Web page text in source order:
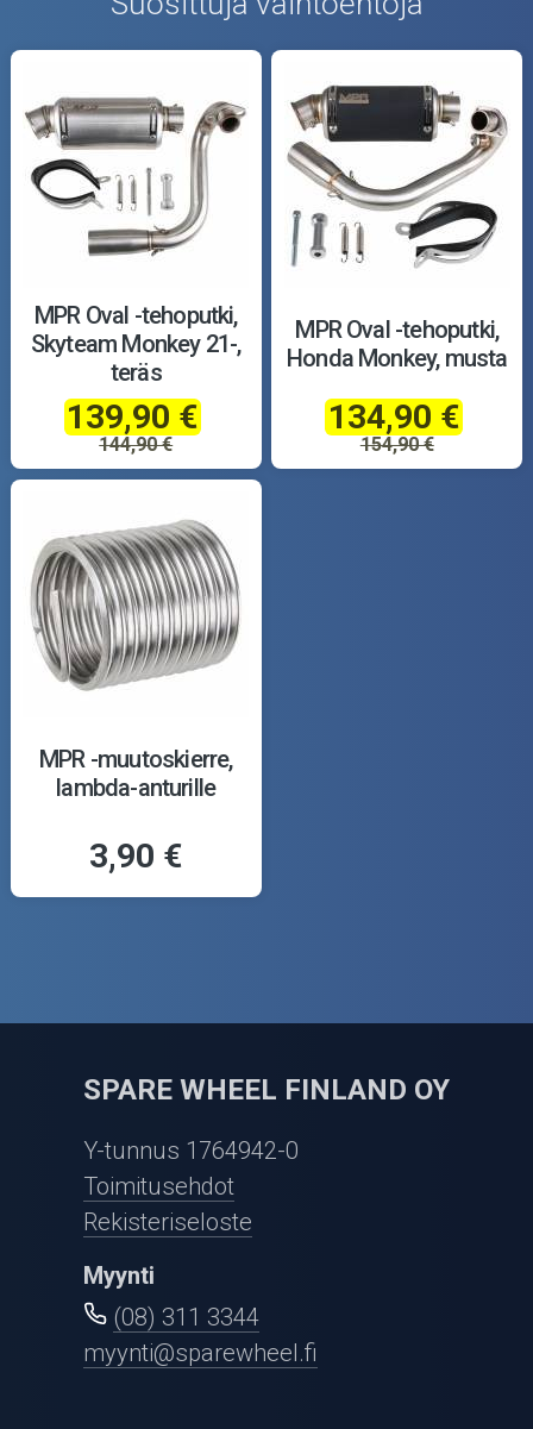
MPR Oval -tehoputki,
Skyteam Monkey 21-,
teräs
139,90 €
144,90 €
MPR Oval -tehoputki,
Honda Monkey, musta
134,90 €
154,90 €
MPR -muutoskierre,
lambda-anturille
3,90 €
SPARE WHEEL FINLAND OY
Y-tunnus 1764942-0
Toimitusehdot
Rekisteriseloste
Myynti
(08) 311 3344
myynti@sparewheel.fi